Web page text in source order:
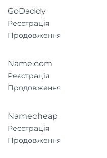
GoDaddy
Реєстрація
Продовження
Name.com
Реєстрація
Продовження
Namecheap
Реєстрація
Продовження